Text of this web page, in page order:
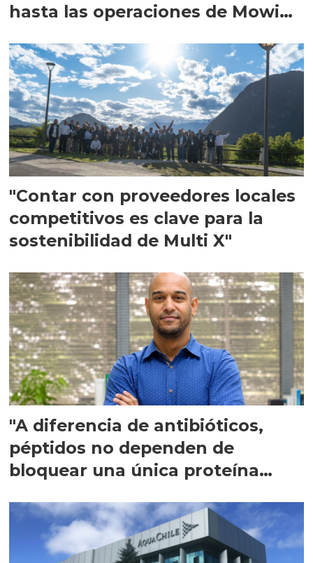
hasta las operaciones de Mowi
"Contar con proveedores locales
competitivos es clave para la
sostenibilidad de Multi X"
"A diferencia de antibióticos,
péptidos no dependen de
bloquear una única proteína